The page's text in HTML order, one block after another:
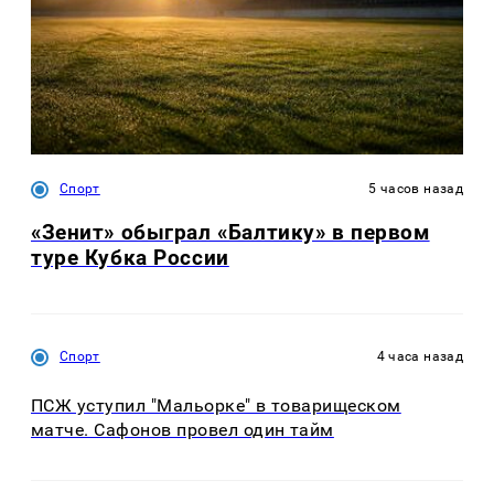
Спорт 5 часов назад
«Зенит» обыграл «Балтику» в первом
туре Кубка России
Спорт 4 часа назад
ПСЖ уступил "Мальорке" в товарищеском
матче. Сафонов провел один тайм